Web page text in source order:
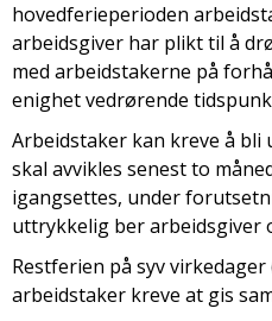
hovedferieperioden
arbeidsgiver har plikt til å
med arbeidstakerne på
enighet vedrørende
Arbeidstaker kan kreve å
skal avvikles senest to
igangsettes, under
uttrykkelig ber arbeidsgiver
Restferien på syv
arbeidstaker kreve at gis